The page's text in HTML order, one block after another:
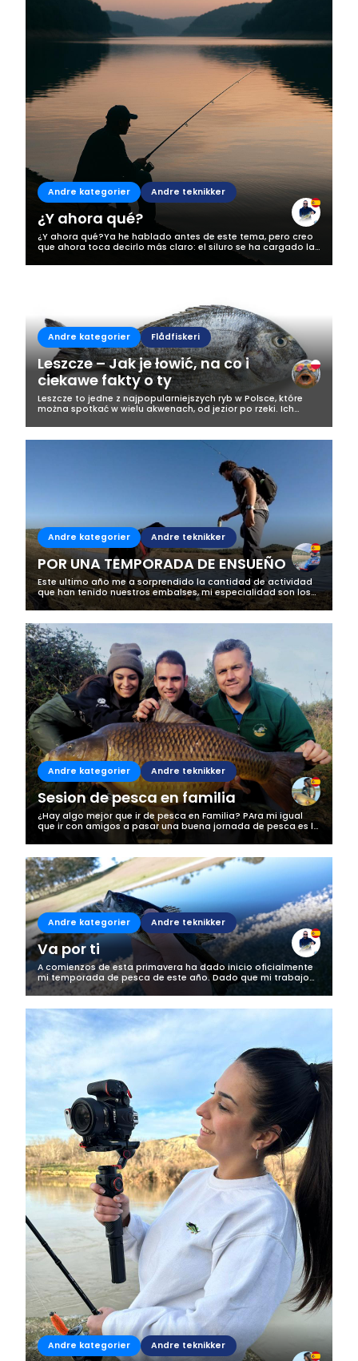
Andre kategorier Andre teknikker
¿Y ahora qué?
¿Y ahora qué?Ya he hablado antes de este tema, pero creo
que ahora toca decirlo más claro: el siluro se ha cargado la
pesca en mi zona, y no estamos hablando de una
exageración. Esto ya no es una...
Andre kategorier Flådfiskeri
Leszcze – Jak je łowić, na co i
ciekawe fakty o ty
Leszcze to jedne z najpopularniejszych ryb w Polsce, które
można spotkać w wielu akwenach, od jezior po rzeki. Ich
te ryby, mimo swojej...
Andre kategorier Andre teknikker
POR UNA TEMPORADA DE ENSUEÑO
Este ultimo año me a sorprendido la cantidad de actividad
que han tenido nuestros embalses, mi especialidad son los
depredadores, mas concretamente el Black bass, y me a
parecido increíble la...
Andre kategorier Andre teknikker
Sesion de pesca en familia
¿Hay algo mejor que ir de pesca en Familia? PAra mi igual
que ir con amigos a pasar una buena jornada de pesca es lo
mejor, esta vez fuimos a navarra llevando a mi tio a que
recordará la pescaa...
Andre kategorier Andre teknikker
Va por ti
A comienzos de esta primavera ha dado inicio oficialmente
mi temporada de pesca de este año. Dado que mi trabajo
no me deja mucho tiempo libre no puedo bajar mucho al río
(que es donde están los...
Andre kategorier Andre teknikker